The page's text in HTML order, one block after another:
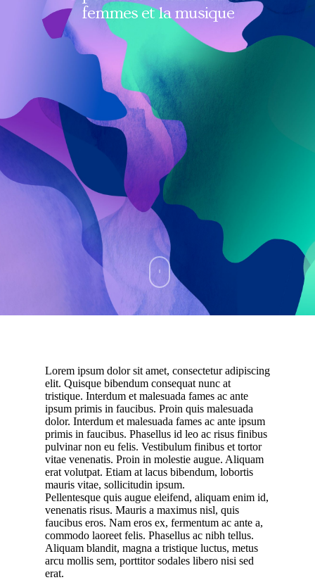
femmes et la musique
Lorem ipsum dolor sit amet, consectetur adipiscing
elit. Quisque bibendum consequat nunc at
tristique. Interdum et malesuada fames ac ante
ipsum primis in faucibus. Proin quis malesuada
dolor. Interdum et malesuada fames ac ante ipsum
primis in faucibus. Phasellus id leo ac risus finibus
pulvinar non eu felis. Vestibulum finibus et tortor
vitae venenatis. Proin in molestie augue. Aliquam
erat volutpat. Etiam at lacus bibendum, lobortis
mauris vitae, sollicitudin ipsum.
Pellentesque quis augue eleifend, aliquam enim id,
venenatis risus. Mauris a maximus nisl, quis
faucibus eros. Nam eros ex, fermentum ac ante a,
commodo laoreet felis. Phasellus ac nibh tellus.
Aliquam blandit, magna a tristique luctus, metus
arcu mollis sem, porttitor sodales libero nisi sed
erat.